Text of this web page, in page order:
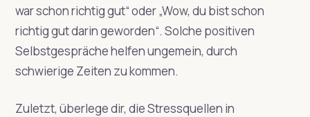
war schon richtig gut“ oder „Wow, du bist schon
richtig gut darin geworden“. Solche positiven
Selbstgespräche helfen ungemein, durch
schwierige Zeiten zu kommen.
Zuletzt, überlege dir, die Stressquellen in